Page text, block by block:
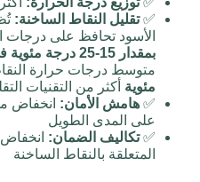
✅تقليل النقاط الساخنة:
الأسود تحافظ على درجات
بمقدار 15-25 درجة مئوية في المناطق المظللة
متوسط درجات حرارة
مئوية أكثر من التقنيات
✅ هامش الأمان: انخفاض
على المدى الطويل
✅تكاليف الضمان:
المتعلقة بالنقاط الساخنة